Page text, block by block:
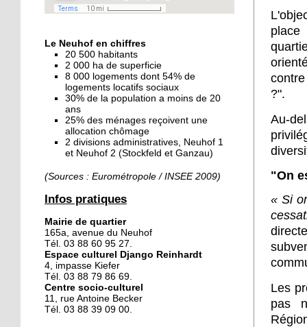
16 octobre 2018
ciel ouvert »
16 octobre 2018
Un vécu de poids
15 octobre 2018
Difracto : devenir un pro
avec Django
Le vrac s'invite au Neuhof
11 octobre 2018
Les petites filles
chaussent leurs
Le Neuhof en chiffres
20 500 habitants
2 000 ha de superficie
8 000 logements dont 54% de
logements locatifs sociaux
30% de la population a moins de 20
ans
25% des ménages reçoivent une
allocation chômage
2 divisions administratives, Neuhof 1
et Neuhof 2 (Stockfeld et Ganzau)
(Sources : Eurométropole / INSEE 2009)
Infos pratiques
Mairie de quartier
165a, avenue du Neuhof
Tél. 03 88 60 95 27.
Espace culturel Django Reinhardt
4, impasse Kiefer
Tél. 03 88 79 86 69.
Centre socio-culturel
11, rue Antoine Becker
Tél. 03 88 39 09 00.
?".
Au-
"On
« Si
Les
pas